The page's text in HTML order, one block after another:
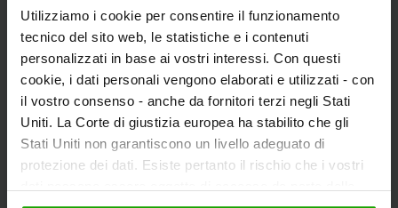
Utilizziamo i cookie per consentire il funzionamento
tecnico del sito web, le statistiche e i contenuti
personalizzati in base ai vostri interessi. Con questi
cookie, i dati personali vengono elaborati e utilizzati - con
il vostro consenso - anche da fornitori terzi negli Stati
Uniti. La Corte di giustizia europea ha stabilito che gli
Stati Uniti non garantiscono un livello adeguato di
protezione dei dati. Esiste pertanto il rischio che i vostri
L'Austria
+43/463/3000
info@ kaernten.at
Rimanete informati!